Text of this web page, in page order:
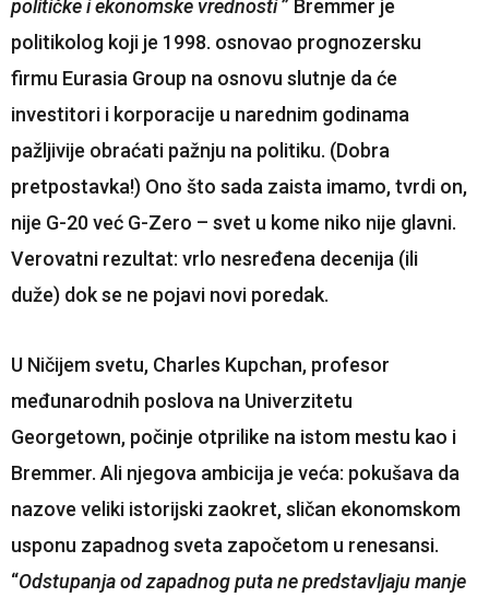
političke i ekonomske vrednosti” Bremmer je
politikolog koji je 1998. osnovao prognozersku
firmu Eurasia Group na osnovu slutnje da će
investitori i korporacije u narednim godinama
pažljivije obraćati pažnju na politiku. (Dobra
pretpostavka!) Ono što sada zaista imamo, tvrdi on,
nije G-20 već G-Zero – svet u kome niko nije glavni.
Verovatni rezultat: vrlo nesređena decenija (ili
duže) dok se ne pojavi novi poredak.
U Ničijem svetu, Charles Kupchan, profesor
međunarodnih poslova na Univerzitetu
Georgetown, počinje otprilike na istom mestu kao i
Bremmer. Ali njegova ambicija je veća: pokušava da
nazove veliki istorijski zaokret, sličan ekonomskom
usponu zapadnog sveta započetom u renesansi.
“Odstupanja od zapadnog puta ne predstavljaju manje